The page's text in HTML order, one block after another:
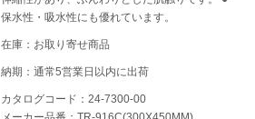
保水性・吸水性にも優れています。
在庫：お取り寄せ商品
納期：通常5営業日以内に出荷
カタログコード：24-7300-00